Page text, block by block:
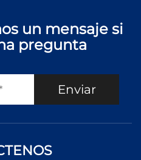
un mensaje si
pregunta
Enviar